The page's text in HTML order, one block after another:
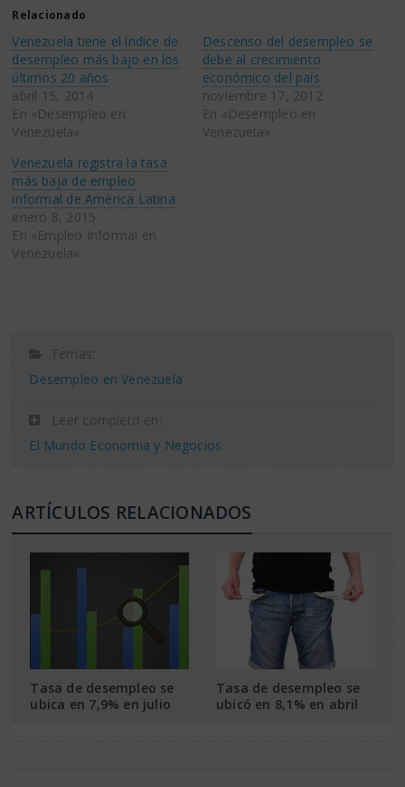
(Se
abre
una
ventana
nueva)
una
ventana
nueva)
Relacionado
Venezuela tiene el índice de
desempleo más bajo en los
últimos 20 años
abril 15, 2014
En «Desempleo en
Venezuela»
Descenso del desempleo se
debe al crecimiento
económico del país
noviembre 17, 2012
En «Desempleo en
Venezuela»
Venezuela registra la tasa
más baja de empleo
informal de América Latina
enero 8, 2015
En «Empleo Informal en
Venezuela»
Temas:
Desempleo en Venezuela
Leer completo en:
El Mundo Economia y Negocios
ARTÍCULOS RELACIONADOS
Tasa de desempleo se
ubica en 7,9% en julio
Tasa de desempleo se
ubicó en 8,1% en abril